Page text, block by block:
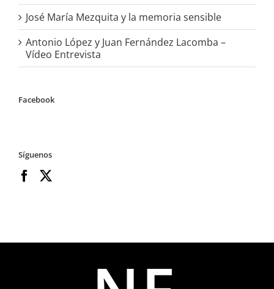
José María Mezquita y la memoria sensible
Antonio López y Juan Fernández Lacomba –
Vídeo Entrevista
Facebook
Síguenos